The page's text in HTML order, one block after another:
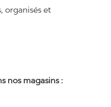
organisés et
nos magasins :